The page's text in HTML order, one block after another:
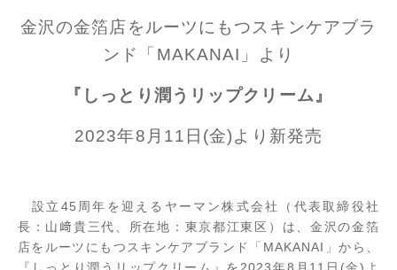
金沢の金箔店をルーツにもつスキンケアブラ
ンド「MAKANAI」より
『しっとり潤うリップクリーム』
2023年8月11日(金)より新発売
設立45周年を迎えるヤーマン株式会社（代表取締役社
長：山﨑貴三代、所在地：東京都江東区）は、金沢の金箔
店をルーツにもつスキンケアブランド「MAKANAI」から、